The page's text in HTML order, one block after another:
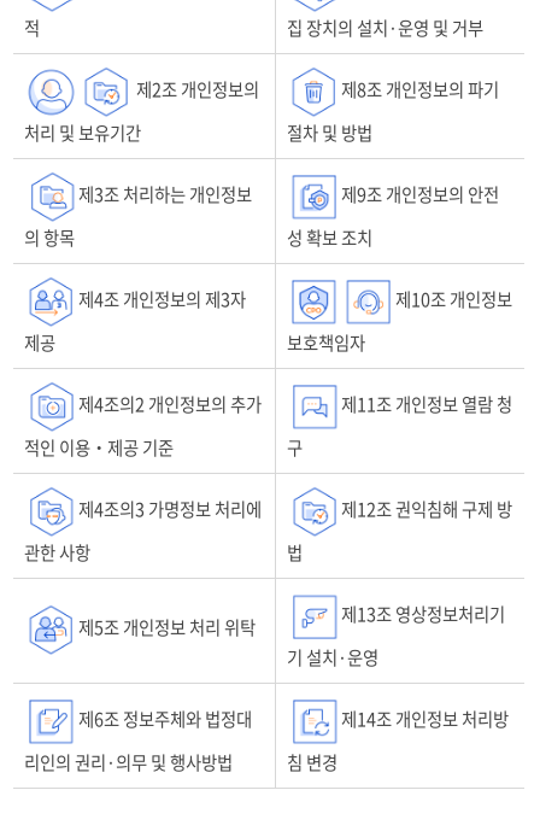
보
처
침」
은
과
같
용
으
성
되
습
니
적
집 장치의 설치·운영 및 거부
제2조 개인정보의
처리 및 보유기간
제8조 개인정보의 파기
절차 및 방법
제3조 처리하는 개인정보
의 항목
제9조 개인정보의 안전
성 확보 조치
제4조 개인정보의 제3자
제공
제10조 개인정보
보호책임자
제4조의2 개인정보의 추가
적인 이용‧제공 기준
제11조 개인정보 열람 청
구
제4조의3 가명정보 처리에
관한 사항
제12조 권익침해 구제 방
법
제5조 개인정보 처리 위탁
제13조 영상정보처리기
기 설치·운영
제6조 정보주체와 법정대
리인의 권리·의무 및 행사방법
제14조 개인정보 처리방
침 변경